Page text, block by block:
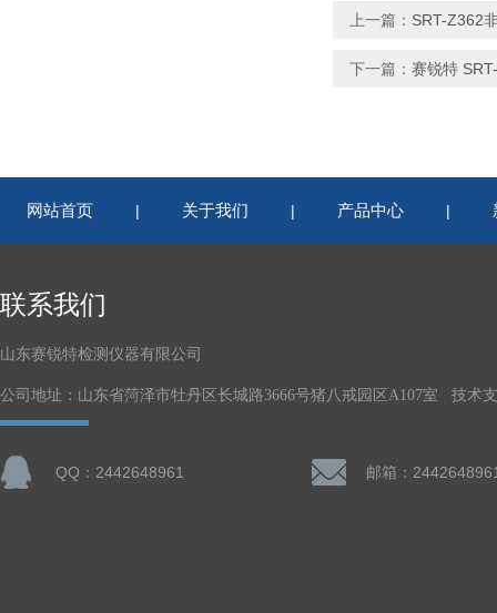
上一篇： SRT-Z362
下一篇： 赛锐特
网站首页 | 关于我们 | 产品中心 |
联系我们
山东赛锐特检测仪器有限公司
公司地址：山东省菏泽市牡丹区长城路3666号猪八戒园区A107室 技术
QQ：2442648961 邮箱：